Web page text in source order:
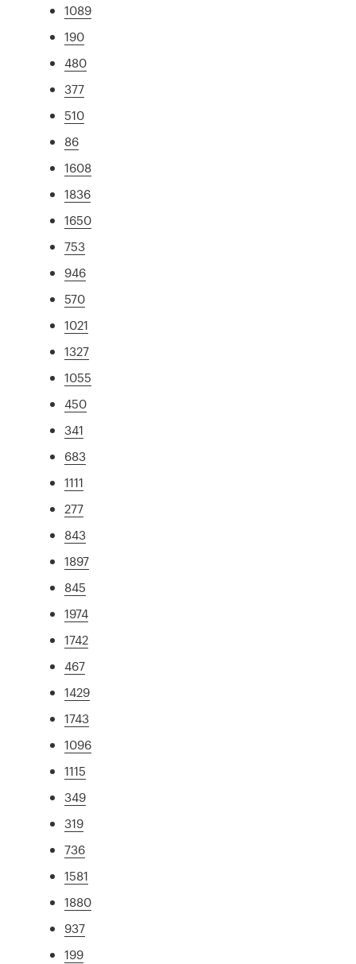
1089
190
480
377
510
86
1608
1836
1650
753
946
570
1021
1327
1055
450
341
683
1111
277
843
1897
845
1974
1742
467
1429
1743
1096
1115
349
319
736
1581
1880
937
199